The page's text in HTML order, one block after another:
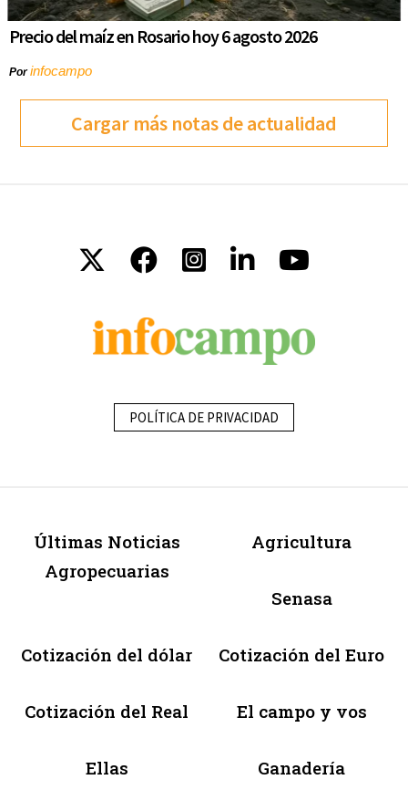
Precio del maíz en Rosario hoy 6 agosto 2026
Porinfocampo
Cargar más notas de actualidad
POLÍTICA DE PRIVACIDAD
Últimas Noticias
Agropecuarias
Agricultura
Senasa
Cotización del dólar Cotización del Euro
Cotización del Real El campo y vos
Ellas Ganadería